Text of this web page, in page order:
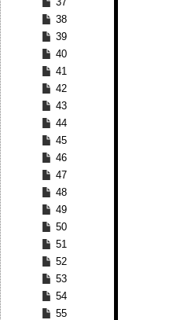
38
39
40
41
42
43
44
45
46
47
48
49
50
51
52
53
54
55